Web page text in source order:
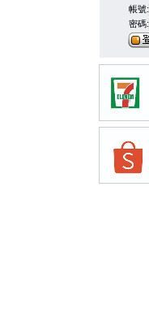
帳號:
密碼: